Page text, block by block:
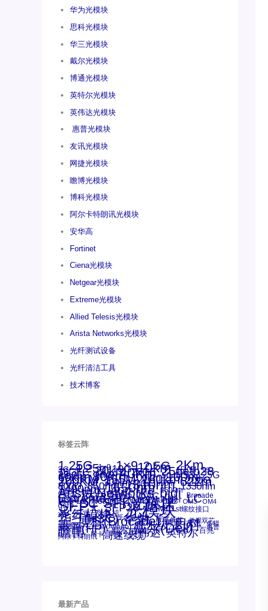
华为光模块
思科光模块
华三光模块
戴尔光模块
博通光模块
英特尔光模块
英伟达光模块
惠普光模块
友讯光模块
网捷光模块
瞻博光模块
博科光模块
阿尔卡特朗讯光模块
安华高
Fortinet
Ciena光模块
Netgear光模块
Extreme光模块
Allied Telesis光模块
Arista Networks光模块
光纤测试设备
光纤清洁工具
技术博客
标签云阵
1.25G 1x9 1×9 2.5G 2Km
3G 4.25g 10G 10km 15KM 16G
16GFC 20km 25GE 25gsfp28
28.05G 30km 40Km 50m 53.125G
60km 80km 100km 100m
120KM 155M 160km 200G
200KM 300m 400m 550m 622m
800G 850nm 1310nm 1330nm
1490nm 1550nm 2500m
ANBR-1414TZ AOC Arista
Arista Networks bidi Brocade
Cisco CSFP光模块 DAC Dell
Extreme FC Intel Juniper LC
MPO-LC Netgear NVIDIA OM2 OM3 OM4
qsfp SC SFF光模块
SFP+ SFP28 SGMII st螺纹接口
xfp 万兆 交换机 光模块
光纤模块 千兆光模块 华三
华三(H3C) 华为 单模单芯 单模双芯
博科 博科(Brocade) 博通 友讯 多模
安华高 安华高(Avago) 工业级 思科 惠普
惠普(HP) 戴尔 戴尔(Dell) 百兆
瞻博 网卡 网捷 英伟达 英特尔
阿尔卡特朗讯 高速线缆
最新产品